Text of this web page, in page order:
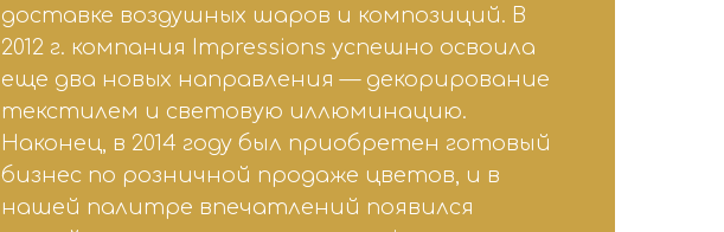
доставке воздушных шаров и композиций. В
2012 г. компания Impressions успешно освоила
еще два новых направления — декорирование
текстилем и световую иллюминацию.
Наконец, в 2014 году был приобретен готовый
бизнес по розничной продаже цветов, и в
нашей палитре впечатлений появился